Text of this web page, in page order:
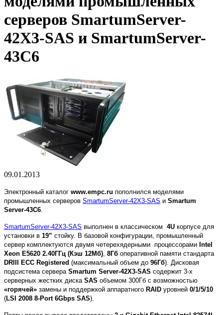
серверов SmartumServer-
42X3-SAS и SmartumServer-
43C6
09.01.2013
Электронный каталог www.empc.ru пополнился моделями
промышленных серверов SmartumServer-42X3-SAS и Smartum
Server-43C6
SmartumServer-42X3-SAS выполнен в классическом 4U корпусе для
установки в 19” стойку. В базовой конфигурации, промышленный
сервер комплектуются двумя четерехядерными процессорами Intel
Xeon E5620 2.40ГГц (Кэш 12Мб) 8Гб оперативной памяти стандарта
DRIII ECC Registered (максимальный объем до 96Гб). Дисковая
подсистема сервера Smartum Server-42X3-SAS содержит 3-х
серверных жестких диска SAS объемом 300Гб с возможностью
«горячей» замены и поддержкой аппаратного RAID уровней 0/1/5/10
(LSI 2008 8-Port 6Gbps SAS).